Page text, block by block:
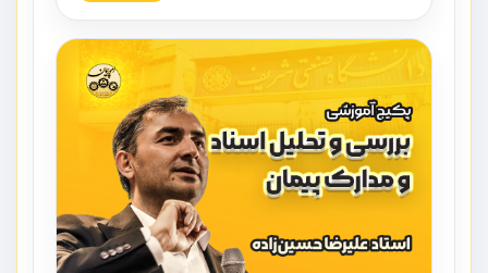
مدارک پیمان به همراه تجربیات عملی ارائه شده است.